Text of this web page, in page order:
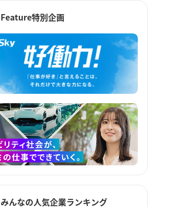
Feature特別企画
みんなの人気企業ランキング